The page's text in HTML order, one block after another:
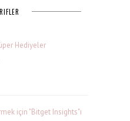
Hediyeler
için "Bitget Insights"ı